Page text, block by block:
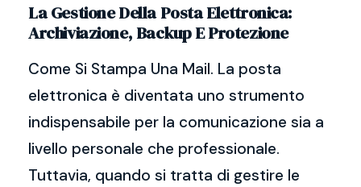
La Gestione Della Posta Elettronica:
Archiviazione, Backup E Protezione
Come Si Stampa Una Mail. La posta
elettronica è diventata uno strumento
indispensabile per la comunicazione sia a
livello personale che professionale.
Tuttavia, quando si tratta di gestire le